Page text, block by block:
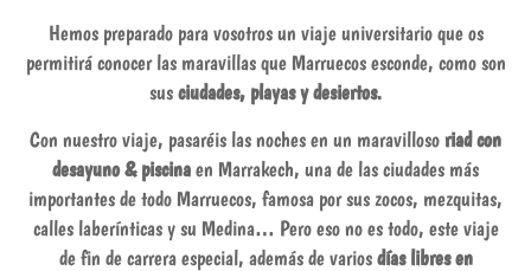
Hemos preparado para vosotros un viaje universitario que os
permitirá conocer las maravillas que Marruecos esconde, como son
susciudades, playas y desiertos.
Con nuestro viaje, pasaréis las noches en un maravilloso riad con
desayuno & piscinaen Marrakech, una de las ciudades más
importantes de todo Marruecos, famosa por sus zocos, mezquitas,
calles laberínticas y su Medina… Pero eso no es todo, este viaje
de fin de carrera especial, además de variosdías libres en